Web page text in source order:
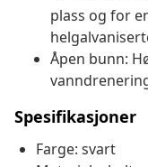
plass og for
Åpen bunn:
Spesifikasjoner
Farge: svart